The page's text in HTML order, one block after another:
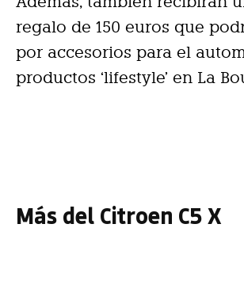
regalo de 150 euros que
por accesorios para el
productos ‘lifestyle’ en La
Más del Citroen C5 X